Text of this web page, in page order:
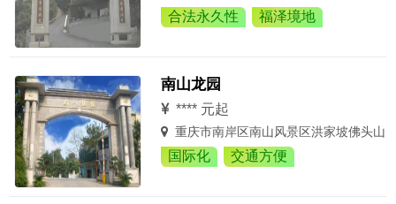
合法永久性 福泽境地
南山龙园
**** 元起
重庆市南岸区南山风景区洪家坡佛头山
国际化 交通方便